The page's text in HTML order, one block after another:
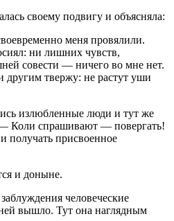
своему подвигу и объясняла:
меня провялили.
ни лишних чувств,
совести — ничего во мне нет.
другим твержу: не растут уши
излюбленные люди и тут же
— Коли спрашивают — повергать!
получать присвоенное
и доныне.
человеческие
вышло. Тут она наглядным